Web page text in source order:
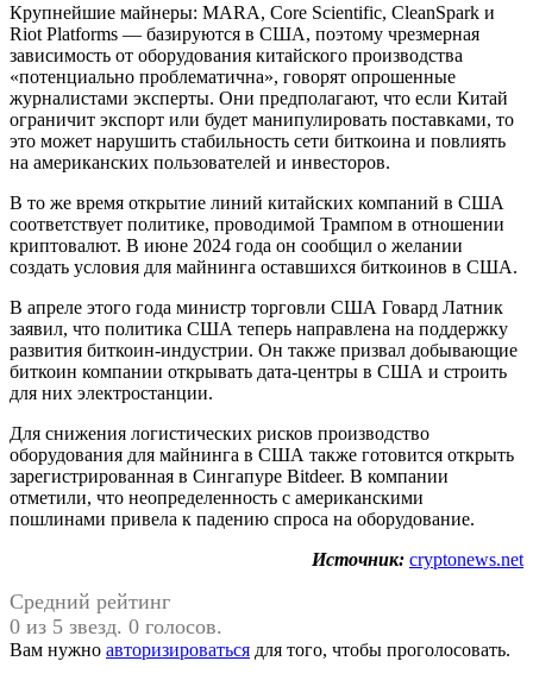
Крупнейшие майнеры: MARA, Core Scientific, CleanSpark и
Riot Platforms — базируются в США, поэтому чрезмерная
зависимость от оборудования китайского производства
«потенциально проблематична», говорят опрошенные
журналистами эксперты. Они предполагают, что если Китай
ограничит экспорт или будет манипулировать поставками, то
это может нарушить стабильность сети биткоина и повлиять
на американских пользователей и инвесторов.
В то же время открытие линий китайских компаний в США
соответствует политике, проводимой Трампом в отношении
криптовалют. В июне 2024 года он сообщил о желании
создать условия для майнинга оставшихся биткоинов в США.
В апреле этого года министр торговли США Говард Латник
заявил, что политика США теперь направлена на поддержку
развития биткоин-индустрии. Он также призвал добывающие
биткоин компании открывать дата-центры в США и строить
для них электростанции.
Для снижения логистических рисков производство
оборудования для майнинга в США также готовится открыть
зарегистрированная в Сингапуре Bitdeer. В компании
отметили, что неопределенность с американскими
пошлинами привела к падению спроса на оборудование.
Источник: cryptonews.net
Средний рейтинг
0 из 5 звезд. 0 голосов.
Вам нужно авторизироваться для того, чтобы проголосовать.